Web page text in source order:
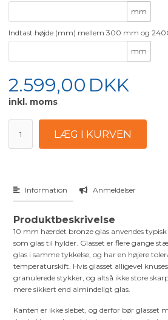
mm
Indtast højde (mm) mellem 300 mm og
mm
2.599,00 DKK
inkl. moms
Information Anmeldelser
Produktbeskrivelse
10 mm hærdet bronze glas anvendes
som glas til hylder. Glasset er flere gange
glas i samme tykkelse, og har en højere
temperaturskift. Hvis glasset alligevel
granulerede stykker, og altså ikke store
mere sikkert end almindeligt glas.
Kanten er ikke slebet, og derfor bør glasset